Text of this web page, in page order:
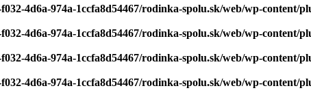
4d6a-974a-1ccfa8d54467/rodinka-spolu.sk/web/wp-content/
4d6a-974a-1ccfa8d54467/rodinka-spolu.sk/web/wp-content/
4d6a-974a-1ccfa8d54467/rodinka-spolu.sk/web/wp-content/
4d6a-974a-1ccfa8d54467/rodinka-spolu.sk/web/wp-content/